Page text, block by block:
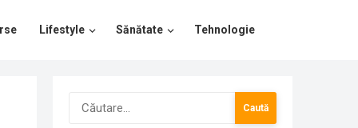
Lifestyle Sănătate Tehnologie
Caută
după: